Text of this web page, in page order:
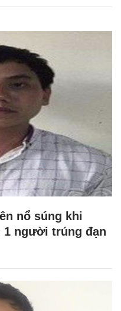
nổ súng khi
1 người trúng đạn